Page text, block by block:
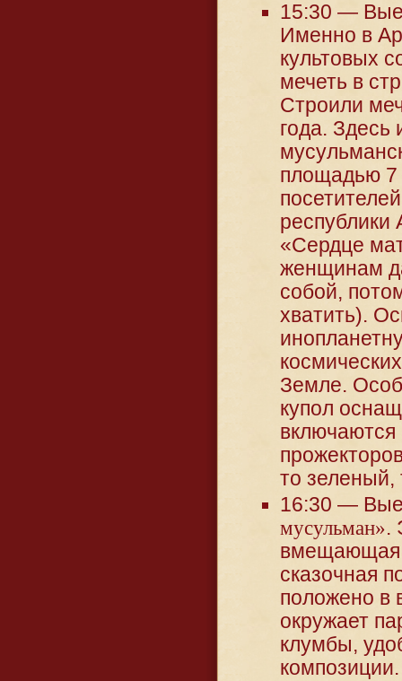
15:30 —
Именно в
культовых
мечеть в
Строили
года. Здесь
площадью 7
республики
«Сердце
женщинам
собой,
хватить).
Земле.
купол
то зеленый,
16:30 —
мусульман».
вмещающая
сказочная
положено в
окружает
клумбы,
композиции.